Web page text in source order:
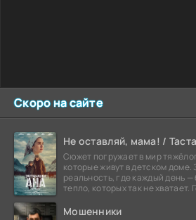
Скоро на сайте
Не оставляй, мама! /
Сюжет погружает в мир
которые живут в детском доме.
реальность, где каждый день
тепло, которых так не
Мошенники